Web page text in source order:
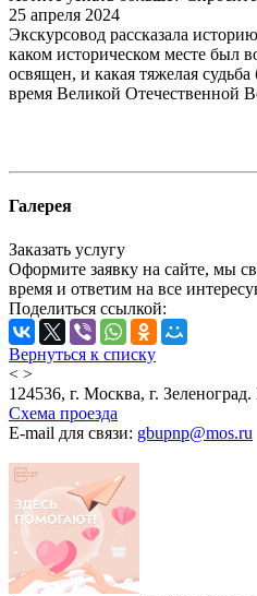
25 апреля 2024
Экскурсовод рассказала
каком историческом месте был
освящен, и какая тяжелая
время Великой Отечественной
Галерея
Заказать услугу
Оформите заявку на сайте, мы
время и ответим на все
Поделиться ссылкой:
Вернуться к списку
< >
124536, г. Москва, г.
Схема проезда
E-mail для связи: gbupnp@mos.ru